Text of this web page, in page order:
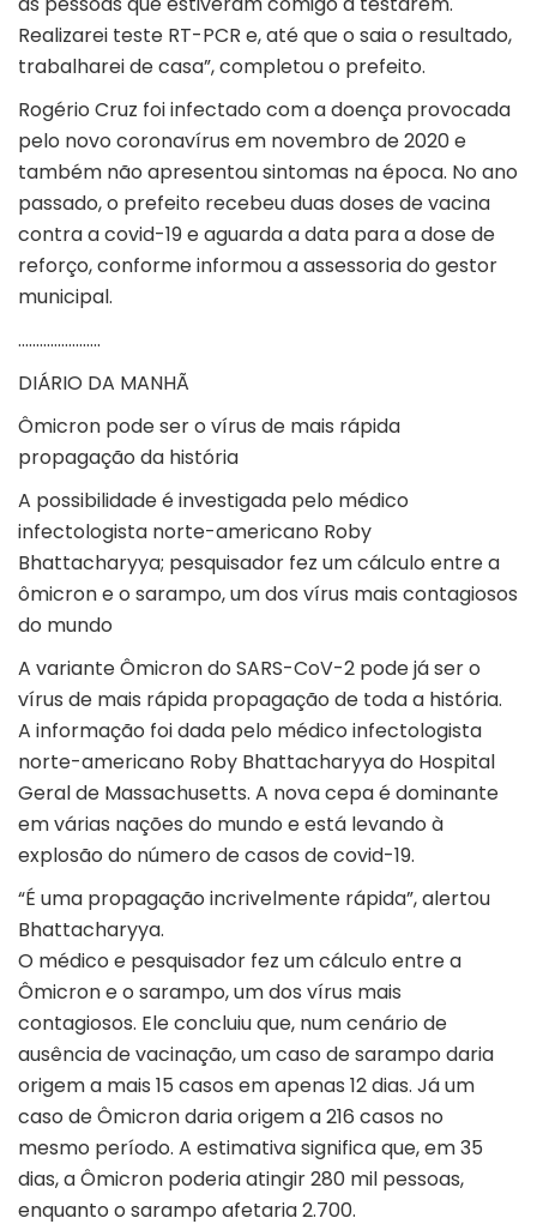
Realizarei teste RT-PCR e, até que o saia o resultado,
trabalharei de casa”, completou o prefeito.
Rogério Cruz foi infectado com a doença provocada
pelo novo coronavírus em novembro de 2020 e
também não apresentou sintomas na época. No ano
passado, o prefeito recebeu duas doses de vacina
contra a covid-19 e aguarda a data para a dose de
reforço, conforme informou a assessoria do gestor
municipal.
…………………..
DIÁRIO DA MANHÃ
Ômicron pode ser o vírus de mais rápida
propagação da história
A possibilidade é investigada pelo médico
infectologista norte-americano Roby
Bhattacharyya; pesquisador fez um cálculo entre a
ômicron e o sarampo, um dos vírus mais contagiosos
do mundo
A variante Ômicron do SARS-CoV-2 pode já ser o
vírus de mais rápida propagação de toda a história.
A informação foi dada pelo médico infectologista
norte-americano Roby Bhattacharyya do Hospital
Geral de Massachusetts. A nova cepa é dominante
em várias nações do mundo e está levando à
explosão do número de casos de covid-19.
“É uma propagação incrivelmente rápida”, alertou
Bhattacharyya.
O médico e pesquisador fez um cálculo entre a
Ômicron e o sarampo, um dos vírus mais
contagiosos. Ele concluiu que, num cenário de
ausência de vacinação, um caso de sarampo daria
origem a mais 15 casos em apenas 12 dias. Já um
caso de Ômicron daria origem a 216 casos no
mesmo período. A estimativa significa que, em 35
dias, a Ômicron poderia atingir 280 mil pessoas,
enquanto o sarampo afetaria 2.700.